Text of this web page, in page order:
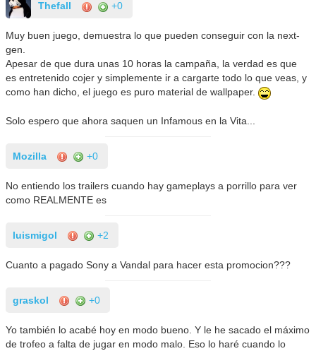
Thefall +0
Muy buen juego, demuestra lo que pueden conseguir con la next-
gen.
Apesar de que dura unas 10 horas la campaña, la verdad es que
es entretenido cojer y simplemente ir a cargarte todo lo que veas, y
como han dicho, el juego es puro material de wallpaper.
Solo espero que ahora saquen un Infamous en la Vita...
Mozilla +0
No entiendo los trailers cuando hay gameplays a porrillo para ver
como REALMENTE es
luismigol +2
Cuanto a pagado Sony a Vandal para hacer esta promocion???
graskol +0
Yo también lo acabé hoy en modo bueno. Y le he sacado el máximo
de trofeo a falta de jugar en modo malo. Eso lo haré cuando lo